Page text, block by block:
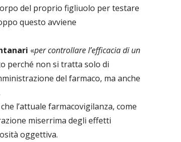
del proprio figliuolo per testare
questo avviene
«per controllare l’efficacia di un
perché non si tratta solo di
del farmaco, ma anche
l’attuale farmacovigilanza, come
miserrima degli effetti
oggettiva.